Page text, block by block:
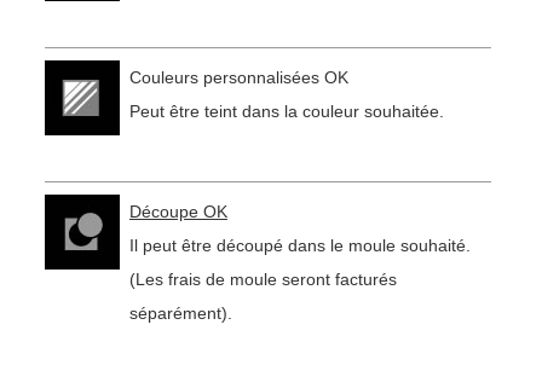
Couleurs personnalisées OK
Peut être teint dans la couleur souhaitée.
Découpe OK
Il peut être découpé dans le moule souhaité.
(Les frais de moule seront facturés
séparément).